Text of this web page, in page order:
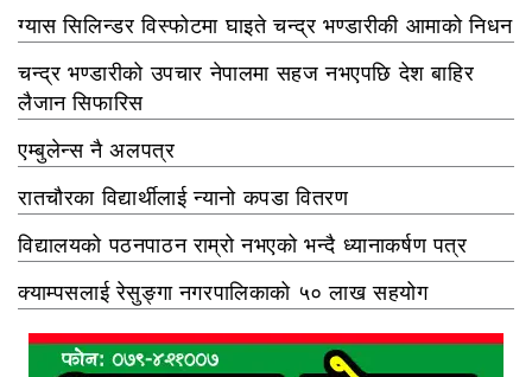
ग्यास सिलिन्डर विस्फोटमा घाइते चन्द्र भण्डारीकी आमाको निधन
चन्द्र भण्डारीको उपचार नेपालमा सहज नभएपछि देश बाहिर
लैजान सिफारिस
एम्बुलेन्स नै अलपत्र
रातचौरका विद्यार्थीलाई न्यानो कपडा वितरण
विद्यालयको पठनपाठन राम्रो नभएको भन्दै ध्यानाकर्षण पत्र
क्याम्पसलाई रेसुङ्गा नगरपालिकाको ५० लाख सहयोग